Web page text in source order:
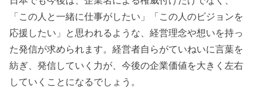
「この人と一緒に仕事がしたい」「この人のビジョンを
応援したい」と思われるような、経営理念や想いを持っ
た発信が求められます。経営者自らがていねいに言葉を
紡ぎ、発信していく力が、今後の企業価値を大きく左右
していくことになるでしょう。